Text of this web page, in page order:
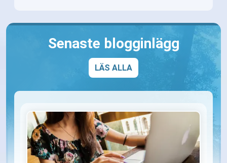
Senaste blogginlägg
LÄS ALLA